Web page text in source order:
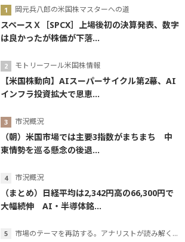
岡元兵八郎の米国株マスターへの道
スペースＸ［SPCX］上場後初の決算発表、数字
は良かったが株価が下落...
モトリーフール米国株情報
【米国株動向】AIスーパーサイクル第2幕、AI
インフラ投資拡大で恩恵...
市況概況
（朝）米国市場では主要3指数がまちまち 中
東情勢を巡る懸念の後退...
市況概況
（まとめ）日経平均は2,342円高の66,300円で
大幅続伸 AI・半導体銘...
市場のテーマを再訪する。アナリストが読み解くテーマの本質